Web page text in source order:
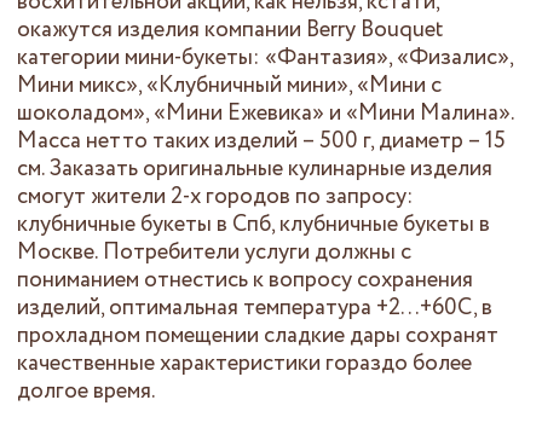
окажутся изделия компании Berry Bouquet
категории мини-букеты: «Фантазия», «Физалис»,
Мини микс», «Клубничный мини», «Мини с
шоколадом», «Мини Ежевика» и «Мини Малина».
Масса нетто таких изделий – 500 г, диаметр – 15
см. Заказать оригинальные кулинарные изделия
смогут жители 2-х городов по запросу:
клубничные букеты в Спб, клубничные букеты в
Москве. Потребители услуги должны с
пониманием отнестись к вопросу сохранения
изделий, оптимальная температура +2…+60С, в
прохладном помещении сладкие дары сохранят
качественные характеристики гораздо более
долгое время.